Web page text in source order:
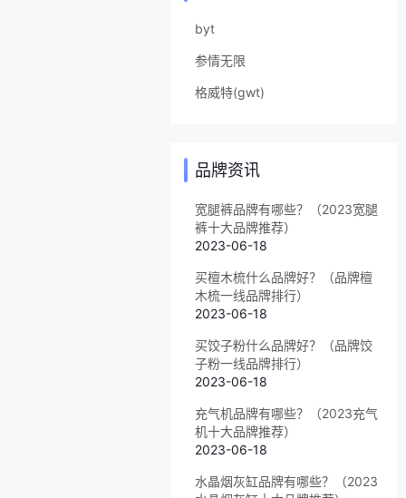
byt
参情无限
格威特(gwt)
品牌资讯
宽腿裤品牌有哪些？（2023宽腿
裤十大品牌推荐）
2023-06-18
买檀木梳什么品牌好？（品牌檀
木梳一线品牌排行）
2023-06-18
买饺子粉什么品牌好？（品牌饺
子粉一线品牌排行）
2023-06-18
充气机品牌有哪些？（2023充气
机十大品牌推荐）
2023-06-18
水晶烟灰缸品牌有哪些？（2023